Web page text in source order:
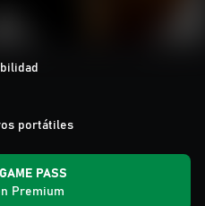
portátiles
PASS
Premium